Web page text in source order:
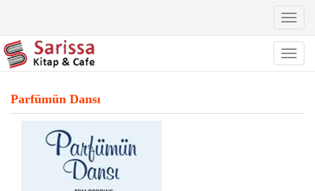
Toggle
Toggle
Parfümün Dansı